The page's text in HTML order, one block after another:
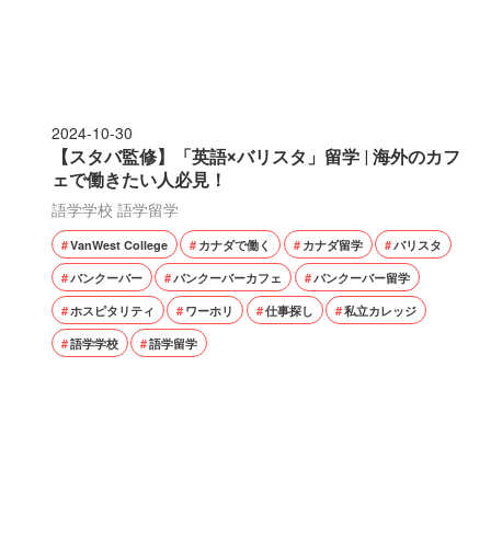
2024-10-30
【スタバ監修】「英語×バリスタ」留学 | 海外のカフ
ェで働きたい人必見！
語学学校 語学留学
VanWest College カナダで働く カナダ留学
バリスタ
バンクーバー
バンクーバーカフェ
バンクーバー留学
ホスピタリティ
ワーホリ 仕事探し
私立カレッジ
語学学校
語学留学